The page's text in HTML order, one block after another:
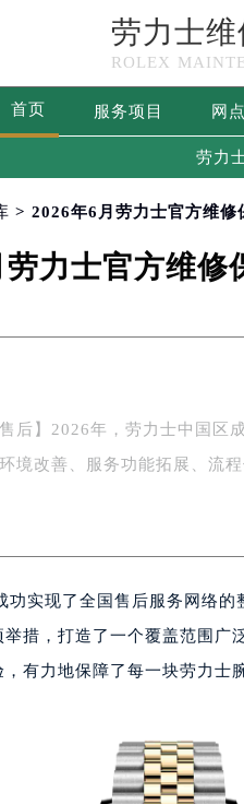
劳力士
ROLEX
首页 服务项目 网
劳力
> 2026年6月劳力士官方维修
劳力士官方维
售后】2026年，劳力士中国
境改善、服务功能拓展、流
功实现了全国售后服务网络
措，打造了一个覆盖范围
有力地保障了每一块劳力士